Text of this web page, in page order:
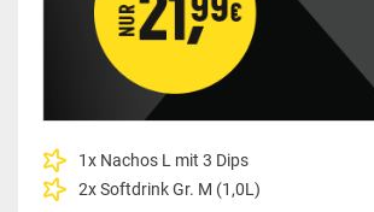
1x Nachos L mit 3 Dips
2x Softdrink Gr. M (1,0L)